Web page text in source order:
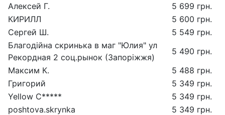
Алексей Г.
5 699 грн.
КИРИЛЛ
5 600 грн.
Сергей Ш.
5 549 грн.
Благодійна скринька в маг "Юлия" ул
Рекордная 2 соц.рынок (Запоріжжя)
5 490 грн.
Максим К.
5 488 грн.
Григорий
5 349 грн.
Yellow C*****
5 349 грн.
poshtova.skrynka
5 349 грн.